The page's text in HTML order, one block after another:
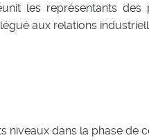
les représentants
aux relations
niveaux dans la phase de